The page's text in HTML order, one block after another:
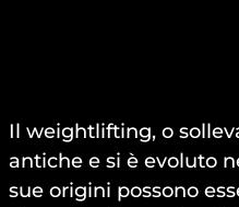
Il weightlifting, o
antiche e si è evoluto
sue origini possono